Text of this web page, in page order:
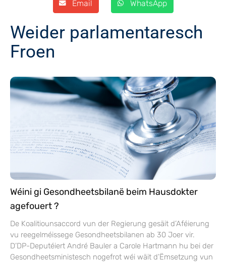
Email WhatsApp
Weider parlamentaresch
Froen
Wéini gi Gesondheetsbilanë beim Hausdokter
agefouert ?
De Koalitiounsaccord vun der Regierung gesäit d’Aféierung
vu reegelméissege Gesondheetsbilanen ab 30 Joer vir.
D’DP-Deputéiert André Bauler a Carole Hartmann hu bei der
Gesondheetsministesch nogefrot wéi wäit d’Ëmsetzung vun